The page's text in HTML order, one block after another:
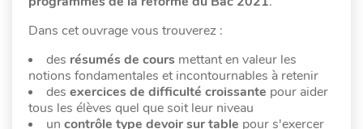
Dans cet ouvrage vous trouverez :
des résumés de cours mettant en valeur les
notions fondamentales et incontournables à retenir
des exercices de difficulté croissante pour aider
tous les élèves quel que soit leur niveau
un contrôle type devoir sur table pour s'exercer